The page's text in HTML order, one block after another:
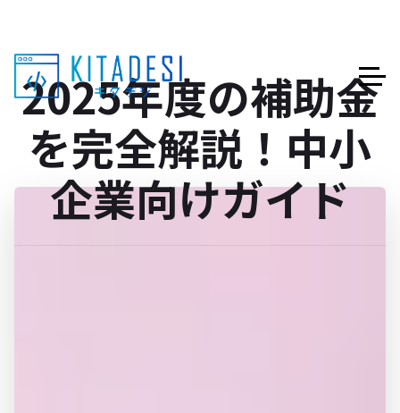
2025年度の補助金
を完全解説！中小
企業向けガイド